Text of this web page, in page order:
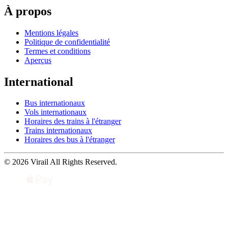
À propos
Mentions légales
Politique de confidentialité
Termes et conditions
Aperçus
International
Bus internationaux
Vols internationaux
Horaires des trains à l'étranger
Trains internationaux
Horaires des bus à l'étranger
© 2026 Virail All Rights Reserved.